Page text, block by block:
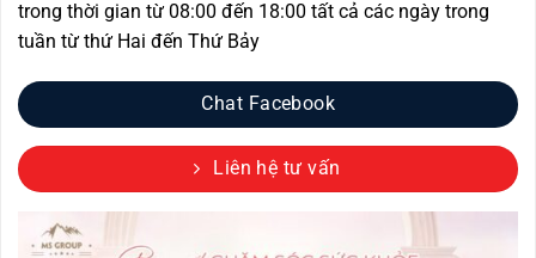
trong thời gian từ 08:00 đến 18:00 tất cả các ngày trong
tuần từ thứ Hai đến Thứ Bảy
Chat Facebook
Liên hệ tư vấn